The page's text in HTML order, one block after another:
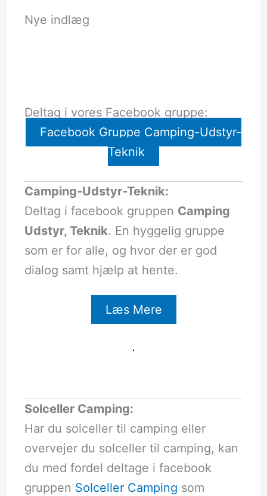
Nye indlæg
Deltag i vores Facebook gruppe:
Facebook Gruppe Camping-Udstyr-
Teknik
Camping-Udstyr-Teknik:
Deltag i facebook gruppen Camping
Udstyr, Teknik. En hyggelig gruppe
som er for alle, og hvor der er god
dialog samt hjælp at hente.
Læs Mere
Solceller Camping:
Har du solceller til camping eller
overvejer du solceller til camping, kan
du med fordel deltage i facebook
gruppen Solceller Camping som